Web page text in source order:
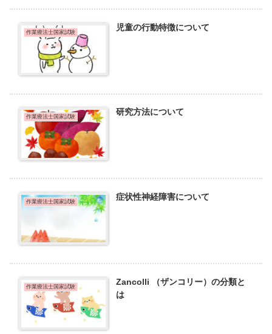
作業療法士国家試験 児童の行動特徴について
作業療法士国家試験 研究方法について
作業療法士国家試験 症状性神経障害について
作業療法士国家試験
Zancolli （ザンコリー）の分類と
は